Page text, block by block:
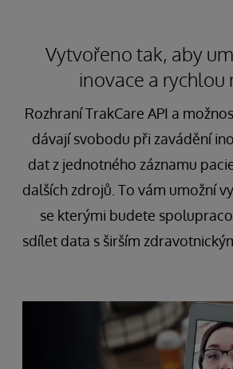
Vytvořeno tak, aby
inovace a rychlou
Rozhraní TrakCare API a
dávají svobodu při zavádění
dat z jednotného záznamu
dalších zdrojů. To vám umožní
se kterými budete
sdílet data s širším